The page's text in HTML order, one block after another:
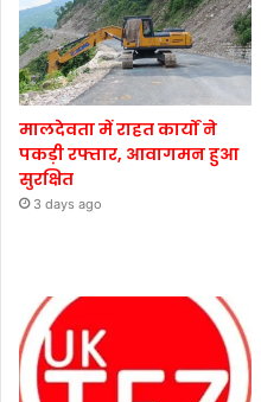
मालदेवता में राहत कार्यों ने
पकड़ी रफ्तार, आवागमन हुआ
सुरक्षित
3 days ago